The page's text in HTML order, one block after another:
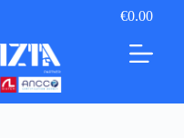
Carrello
€0.00